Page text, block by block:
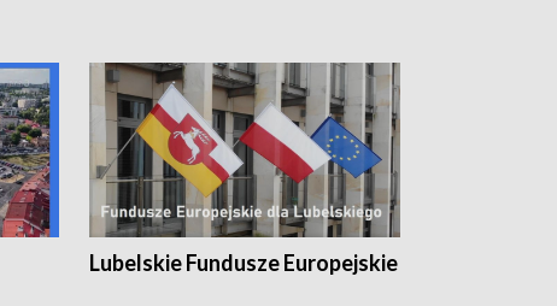
Lubelskie Fundusze Europejskie